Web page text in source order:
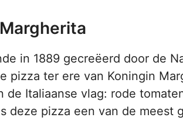
in 1889 gecreëerd door de
pizza ter ere van Koningin
de Italiaanse vlag: rode
deze pizza een van de meest